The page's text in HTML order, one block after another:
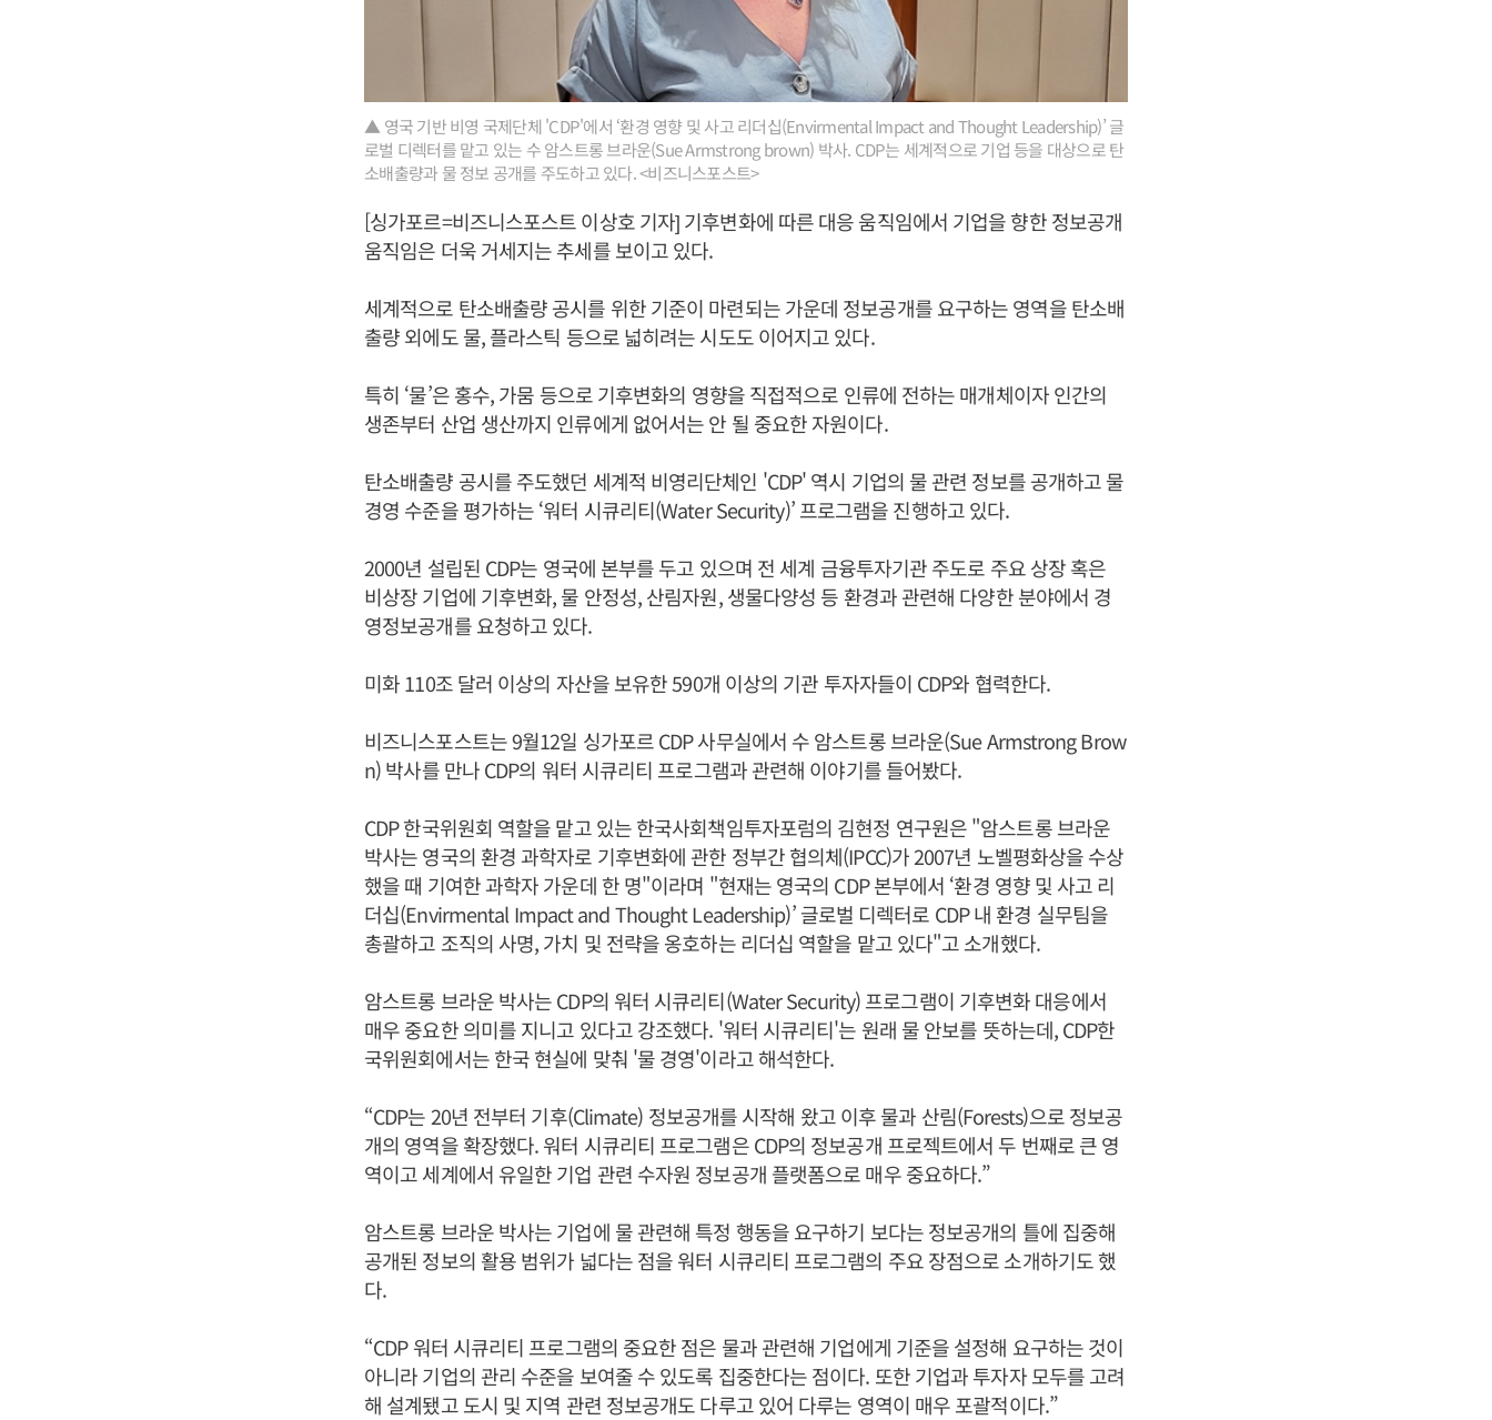
▲ 영국 기반 비영 국제단체 'CDP'에서 ‘환경 영향 및 사고 리더십(Envirmental Impact and Thought Leadership)’ 글
로벌 디렉터를 맡고 있는 수 암스트롱 브라운(Sue Armstrong brown) 박사. CDP는 세계적으로 기업 등을 대상으로 탄
소배출량과 물 정보 공개를 주도하고 있다. <비즈니스포스트>
[싱가포르=비즈니스포스트 이상호 기자] 기후변화에 따른 대응 움직임에서 기업을 향한 정보공개
움직임은 더욱 거세지는 추세를 보이고 있다.
세계적으로 탄소배출량 공시를 위한 기준이 마련되는 가운데 정보공개를 요구하는 영역을 탄소배
출량 외에도 물, 플라스틱 등으로 넓히려는 시도도 이어지고 있다.
특히 ‘물’은 홍수, 가뭄 등으로 기후변화의 영향을 직접적으로 인류에 전하는 매개체이자 인간의
생존부터 산업 생산까지 인류에게 없어서는 안 될 중요한 자원이다.
탄소배출량 공시를 주도했던 세계적 비영리단체인 'CDP' 역시 기업의 물 관련 정보를 공개하고 물
경영 수준을 평가하는 ‘워터 시큐리티(Water Security)’ 프로그램을 진행하고 있다.
2000년 설립된 CDP는 영국에 본부를 두고 있으며 전 세계 금융투자기관 주도로 주요 상장 혹은
비상장 기업에 기후변화, 물 안정성, 산림자원, 생물다양성 등 환경과 관련해 다양한 분야에서 경
영정보공개를 요청하고 있다.
미화 110조 달러 이상의 자산을 보유한 590개 이상의 기관 투자자들이 CDP와 협력한다.
비즈니스포스트는 9월12일 싱가포르 CDP 사무실에서 수 암스트롱 브라운(Sue Armstrong Brow
n) 박사를 만나 CDP의 워터 시큐리티 프로그램과 관련해 이야기를 들어봤다.
CDP 한국위원회 역할을 맡고 있는 한국사회책임투자포럼의 김현정 연구원은 "암스트롱 브라운
박사는 영국의 환경 과학자로 기후변화에 관한 정부간 협의체(IPCC)가 2007년 노벨평화상을 수상
했을 때 기여한 과학자 가운데 한 명"이라며 "현재는 영국의 CDP 본부에서 ‘환경 영향 및 사고 리
더십(Envirmental Impact and Thought Leadership)’ 글로벌 디렉터로 CDP 내 환경 실무팀을
총괄하고 조직의 사명, 가치 및 전략을 옹호하는 리더십 역할을 맡고 있다"고 소개했다.
암스트롱 브라운 박사는 CDP의 워터 시큐리티(Water Security) 프로그램이 기후변화 대응에서
매우 중요한 의미를 지니고 있다고 강조했다. '워터 시큐리티'는 원래 물 안보를 뜻하는데, CDP한
국위원회에서는 한국 현실에 맞춰 '물 경영'이라고 해석한다.
“CDP는 20년 전부터 기후(Climate) 정보공개를 시작해 왔고 이후 물과 산림(Forests)으로 정보공
개의 영역을 확장했다. 워터 시큐리티 프로그램은 CDP의 정보공개 프로젝트에서 두 번째로 큰 영
역이고 세계에서 유일한 기업 관련 수자원 정보공개 플랫폼으로 매우 중요하다.”
암스트롱 브라운 박사는 기업에 물 관련해 특정 행동을 요구하기 보다는 정보공개의 틀에 집중해
공개된 정보의 활용 범위가 넓다는 점을 워터 시큐리티 프로그램의 주요 장점으로 소개하기도 했
다.
“CDP 워터 시큐리티 프로그램의 중요한 점은 물과 관련해 기업에게 기준을 설정해 요구하는 것이
아니라 기업의 관리 수준을 보여줄 수 있도록 집중한다는 점이다. 또한 기업과 투자자 모두를 고려
해 설계됐고 도시 및 지역 관련 정보공개도 다루고 있어 다루는 영역이 매우 포괄적이다.”